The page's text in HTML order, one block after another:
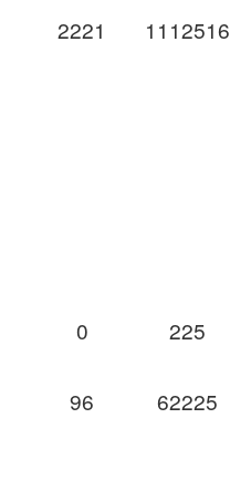
2221 1112516
0 225
96 62225